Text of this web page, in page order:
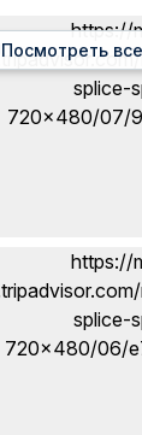
Посмотреть